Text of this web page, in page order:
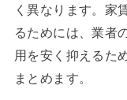
く異なります。家
るためには、業者
用を安く抑えるた
まとめます。